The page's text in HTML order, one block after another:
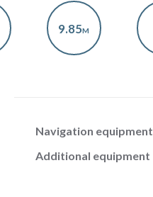
9.85M
Navigation equipment
Additional equipment